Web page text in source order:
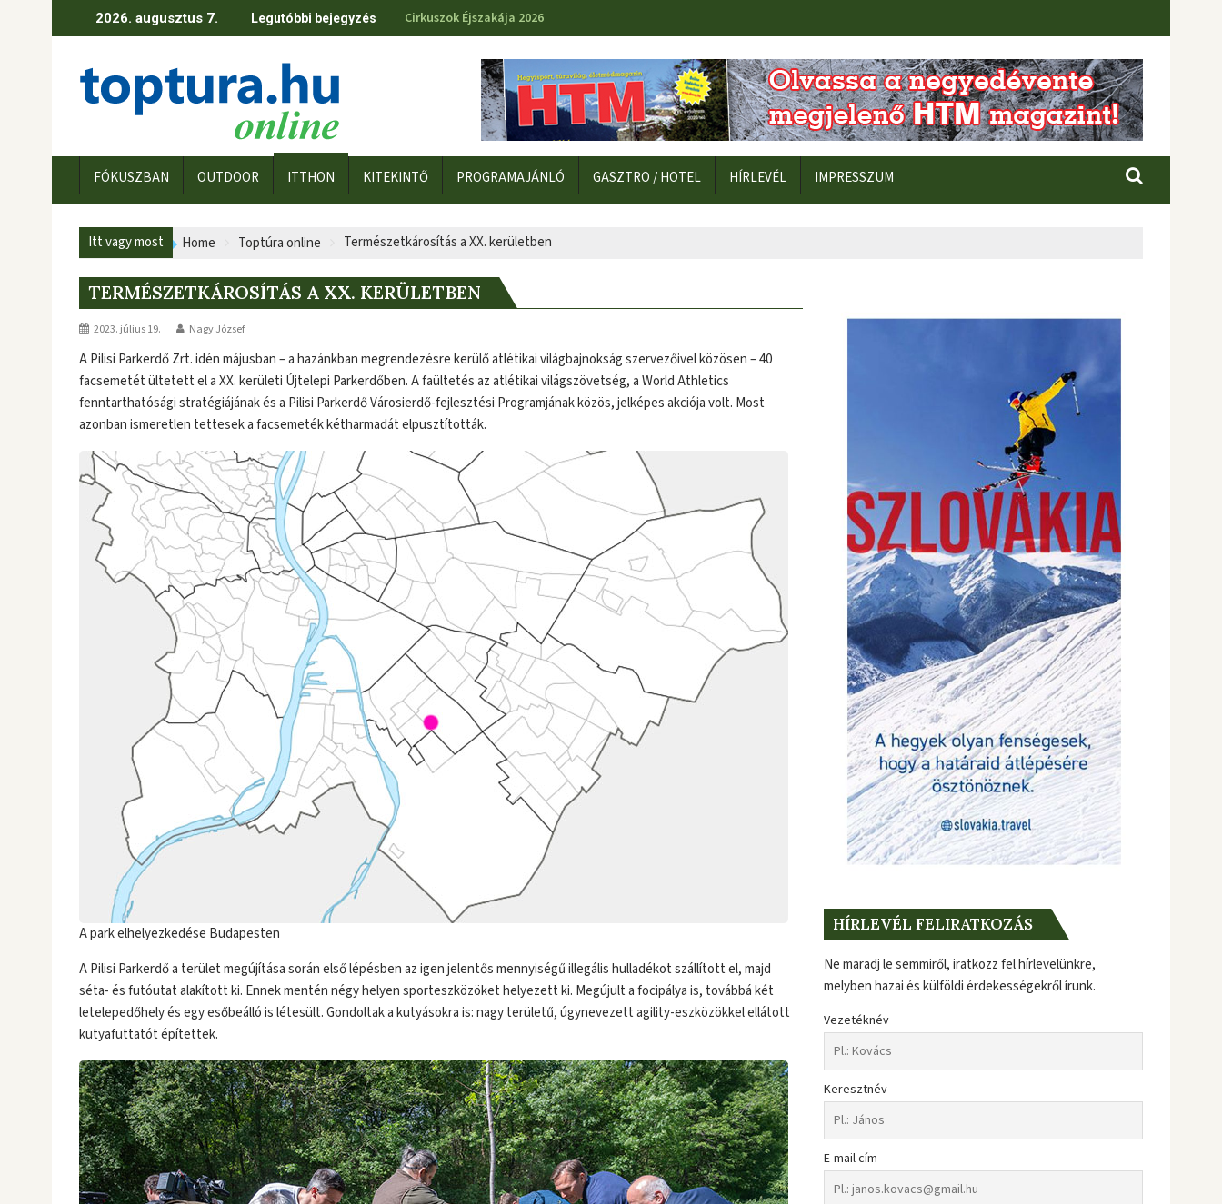
2026. augusztus 7. Legutóbbi bejegyzés Cirkuszok Éjszakája 2026
FÓKUSZBAN OUTDOOR ITTHON KITEKINTŐ PROGRAMAJÁNLÓ GASZTRO / HOTEL HÍRLEVÉL IMPRESSZUM
Itt vagy most Home Toptúra online Természetkárosítás a XX. kerületben
TERMÉSZETKÁROSÍTÁS A XX. KERÜLETBEN
2023. július 19. Nagy József
A Pilisi Parkerdő Zrt. idén májusban – a hazánkban megrendezésre kerülő atlétikai világbajnokság szervezőivel közösen – 40
facsemetét ültetett el a XX. kerületi Újtelepi Parkerdőben. A faültetés az atlétikai világszövetség, a World Athletics
fenntarthatósági stratégiájának és a Pilisi Parkerdő Városierdő-fejlesztési Programjának közös, jelképes akciója volt. Most
azonban ismeretlen tettesek a facsemeték kétharmadát elpusztították.
A park elhelyezkedése Budapesten
A Pilisi Parkerdő a terület megújítása során első lépésben az igen jelentős mennyiségű illegális hulladékot szállított el, majd
séta- és futóutat alakított ki. Ennek mentén négy helyen sporteszközöket helyezett ki. Megújult a focipálya is, továbbá két
letelepedőhely és egy esőbeálló is létesült. Gondoltak a kutyásokra is: nagy területű, úgynevezett agility-eszközökkel ellátott
kutyafuttatót építettek.
HÍRLEVÉL FELIRATKOZÁS
Ne maradj le semmiről, iratkozz fel hírlevelünkre,
melyben hazai és külföldi érdekességekről írunk.
Vezetéknév
Keresztnév
E-mail cím